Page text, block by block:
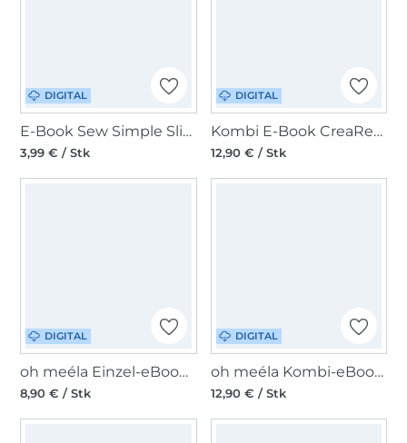
DIGITAL
E-Book Sew Simple Sling Bag Junis
3,99 € / Stk
DIGITAL
Kombi E-Book CreaResa Cambag Tessa
12,90 € / Stk
DIGITAL
oh meéla Einzel-eBook ohManni Mini
8,90 € / Stk
DIGITAL
oh meéla Kombi-eBook ohMissi
12,90 € / Stk